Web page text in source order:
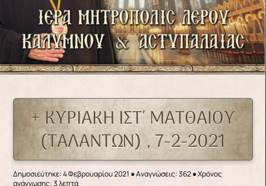
+ ΚΥΡΙΑΚΗ ΙΣΤ΄ ΜΑΤΘΑΙΟΥ
(ΤΑΛΑΝΤΩΝ) , 7-2-2021
Δημοσιεύτηκε: 4 Φεβρουαρίου 2021 ●Αναγνώσεις: 362● Χρόνος
ανάγνωσης: 3 λεπτά